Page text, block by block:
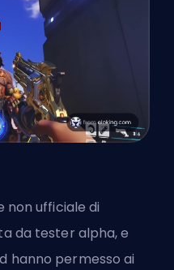
non ufficiale di
da tester alpha, e
hanno permesso ai